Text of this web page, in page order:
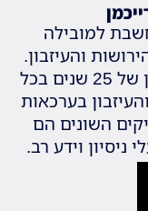
למובילה
והעיזבון.
לעו"ד רייכמן ולצוות המשרד ניסיון של 25 שנים בכל
בערכאות
השונים הם
ניסיון וידע רב.